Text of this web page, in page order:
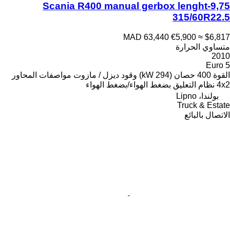
Scania R400 manual gerbox lenght-9,75
315/60R22.5
MAD 63,440 €5,900 ≈ $6,817
متساوي الحرارة
2010
Euro 5
القوة 400 حصان (294 kW) وقود ديزل / مازوت مواصفات المحاور
4x2 نظام التعليق بضغط الهواء/بضغط الهواء
بولندا، Lipno
Truck & Estate
الاتصال بالبائع